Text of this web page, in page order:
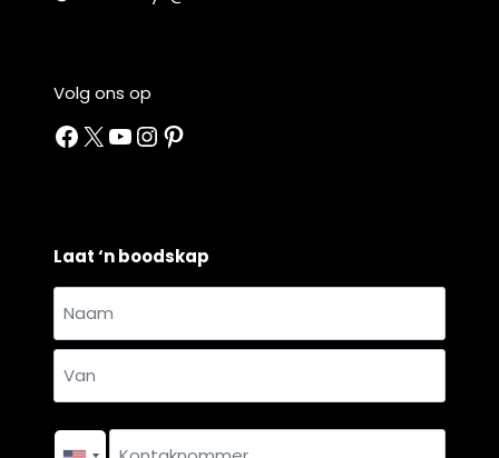
Volg ons op
Facebook
X YouTube
Instagram
Pinterest
Laat ‘n boodskap
Naam
Kontaknommer